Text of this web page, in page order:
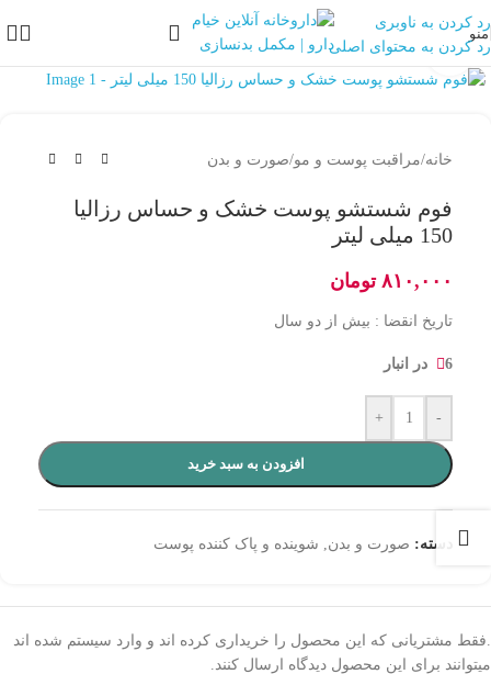
رد کردن به ناوبری
رد کردن به محتوای اصلی
منو
بزرگنمایی تصویر
خانه/مراقبت پوست و مو/صورت و بدن
فوم شستشو پوست خشک و حساس رزالیا
150 میلی لیتر
۸۱۰,۰۰۰ تومان
تاریخ انقضا : بیش از دو سال
6 در انبار
-
+
افزودن به سبد خرید
دسته: صورت و بدن شوینده و پاک کننده پوست
.فقط مشتریانی که این محصول را خریداری کرده اند و وارد سیستم شده اند
میتوانند برای این محصول دیدگاه ارسال کنند.